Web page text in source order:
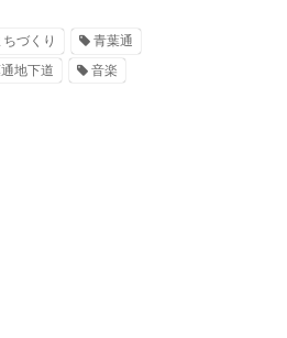
づくり
青葉通
地下道 音楽